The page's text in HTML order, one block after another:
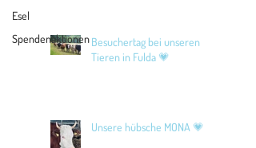
Esel
SpendenaktionenBesuchertag bei unseren
Tieren in Fulda 💗
Unsere hübsche MONA 💗